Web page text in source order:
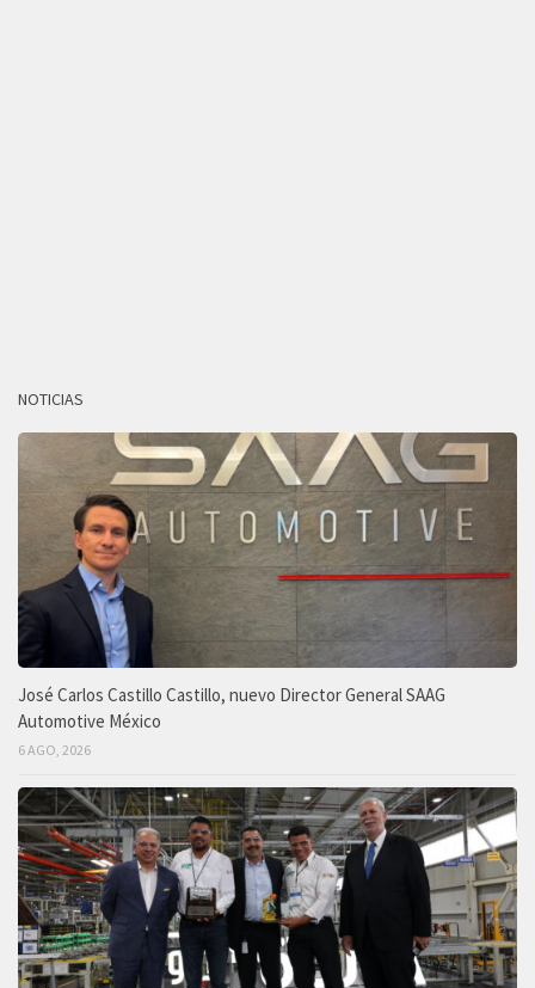
NOTICIAS
José Carlos Castillo Castillo, nuevo Director General SAAG
Automotive México
6 AGO, 2026